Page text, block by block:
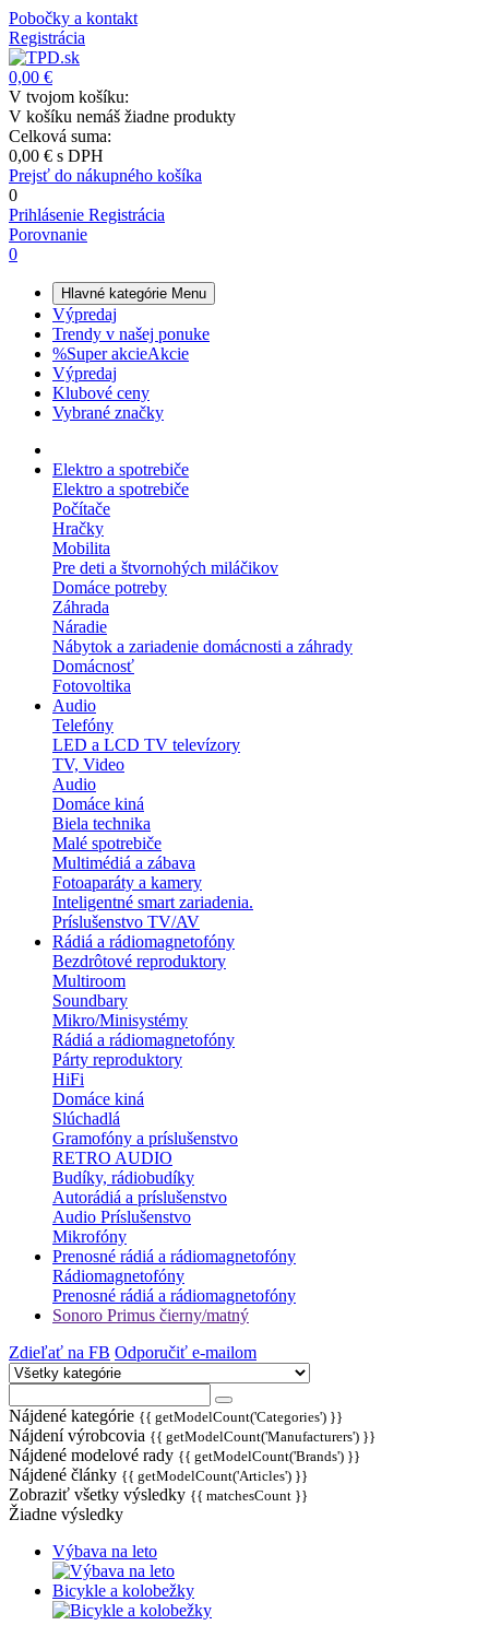
Pobočky a kontakt
Registrácia
0,00 €
V tvojom košíku:
V košíku nemáš žiadne produkty
Celková suma:
0,00 € s DPH
Prejsť do nákupného košíka
0
Prihlásenie Registrácia
Porovnanie
0
Hlavné kategórie Menu
Výpredaj
Trendy v našej ponuke
%Super akcieAkcie
Výpredaj
Klubové ceny
Vybrané značky
Elektro a spotrebiče
Elektro a spotrebiče
Počítače
Hračky
Mobilita
Pre deti a štvornohých miláčikov
Domáce potreby
Záhrada
Náradie
Nábytok a zariadenie domácnosti a záhrady
Domácnosť
Fotovoltika
Audio
Telefóny
LED a LCD TV televízory
TV, Video
Audio
Domáce kiná
Biela technika
Malé spotrebiče
Multimédiá a zábava
Fotoaparáty a kamery
Inteligentné smart zariadenia.
Príslušenstvo TV/AV
Rádiá a rádiomagnetofóny
Bezdrôtové reproduktory
Multiroom
Soundbary
Mikro/Minisystémy
Rádiá a rádiomagnetofóny
Párty reproduktory
HiFi
Domáce kiná
Slúchadlá
Gramofóny a príslušenstvo
RETRO AUDIO
Budíky, rádiobudíky
Autorádiá a príslušenstvo
Audio Príslušenstvo
Mikrofóny
Prenosné rádiá a rádiomagnetofóny
Rádiomagnetofóny
Prenosné rádiá a rádiomagnetofóny
Sonoro Primus čierny/matný
Zdieľať na FB Odporučiť e-mailom
Nájdené kategórie {{ getModelCount('Categories') }}
Nájdení výrobcovia {{ getModelCount('Manufacturers') }}
Nájdené modelové rady {{ getModelCount('Brands') }}
Nájdené články {{ getModelCount('Articles') }}
Zobraziť všetky výsledky {{ matchesCount }}
Žiadne výsledky
Výbava na leto
Bicykle a kolobežky